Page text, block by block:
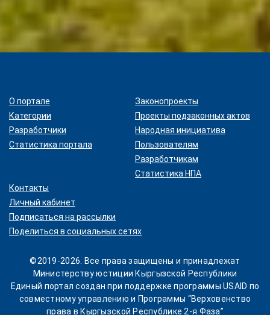
О портале
Категории
Разработчики
Статистика портала
Законопроекты
Проекты подзаконных актов
Народная инициатива
Пользователям
Разработчикам
Статистика НПА
Контакты
Личный кабинет
Подписаться на рассылки
Поделиться в социальных сетях
©2019-2026. Все права защищены и принадлежат
Министерству юстиции Кыргызской Республики
Единый портал создан при поддержке программы USAID по
совместному управлению и Программы “Верховенство
права в Кыргызской Республике 2-я Фаза”